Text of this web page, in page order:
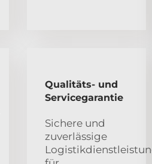
Qualitäts- und
Servicegarantie
Sichere und
zuverlässige